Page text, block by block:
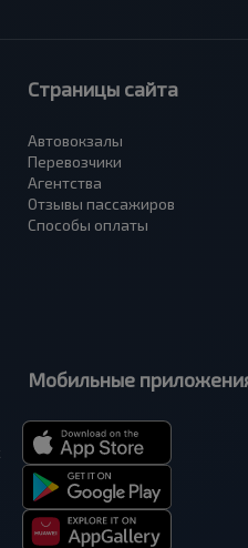
Страницы сайта
Автовокзалы
Перевозчики
Агентства
Отзывы пассажиров
Способы оплаты
Мобильные